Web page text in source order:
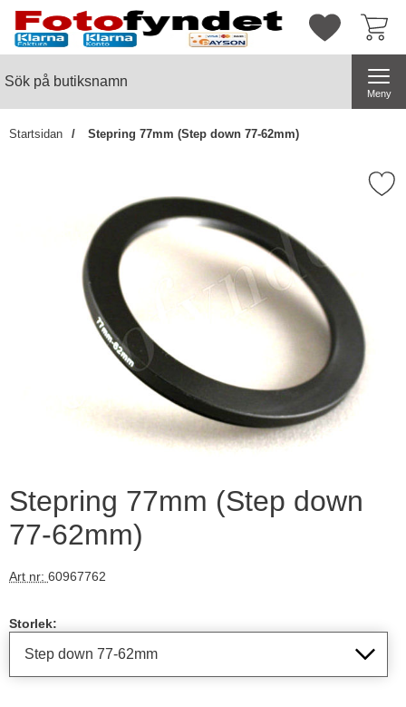
Startsidan för butiksnamn
Mina
Meny
Startsidan Stepring 77mm (Step down 77-62mm)
Markera stepring 77mm (Step
Stepring 77mm (Step down
77-62mm)
Art nr: 60967762
Storlek: